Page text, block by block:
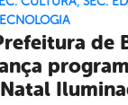
de